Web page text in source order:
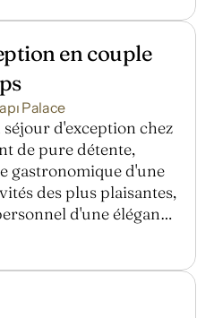
Hülya. Ce fut un
sans la moindre
de vous revoir, avec
en couple
Palace
d'exception chez
de pure détente,
gastronomique d'une
des plus plaisantes,
d'une élégance
instant.